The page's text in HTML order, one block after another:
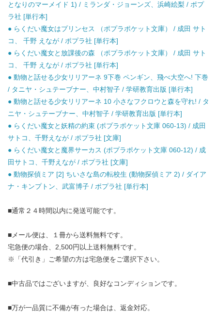
となりのマーメイド 1) / ミランダ・ジョーンズ、浜崎絵梨 / ポプ
ラ社 [単行本]
● らくだい魔女はプリンセス （ポプラポケット文庫） / 成田 サト
コ、 千野 えなが / ポプラ社 [単行本]
● らくだい魔女と放課後の森 （ポプラポケット文庫） / 成田 サト
コ、 千野 えなが / ポプラ社 [単行本]
● 動物と話せる少女リリアーネ 9下巻 ペンギン、飛べ大空へ! 下巻
/ タニヤ・シュテーブナー、中村智子 / 学研教育出版 [単行本]
● 動物と話せる少女リリアーネ 10 小さなフクロウと森を守れ! / タ
ニヤ・シュテーブナー、中村智子 / 学研教育出版 [単行本]
● らくだい魔女と妖精の約束 (ポプラポケット文庫 060-13) / 成田
サトコ、千野えなが / ポプラ社 [文庫]
● らくだい魔女と魔界サーカス (ポプラポケット文庫 060-12) / 成
田サトコ、千野えなが / ポプラ社 [文庫]
● 動物探偵ミア [2] ちいさな島の転校生 (動物探偵ミア 2) / ダイア
ナ・キンプトン、武富博子 / ポプラ社 [単行本]
■通常２４時間以内に発送可能です。
■メール便は、１冊から送料無料です。
宅急便の場合、2,500円以上送料無料です。
※「代引き」ご希望の方は宅急便をご選択下さい。
■中古品ではございますが、良好なコンディションです。
■万が一品質に不備が有った場合は、返金対応。